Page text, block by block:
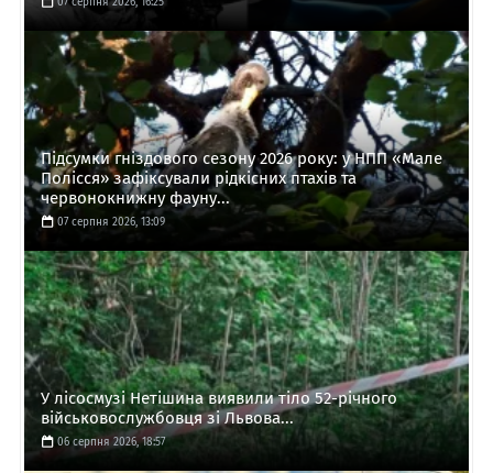
Підсумки гніздового сезону 2026 року: у НПП «Мале
Полісся» зафіксували рідкісних птахів та
червонокнижну фауну...
07 серпня 2026, 13:09
У лісосмузі Нетішина виявили тіло 52-річного
військовослужбовця зі Львова...
06 серпня 2026, 18:57